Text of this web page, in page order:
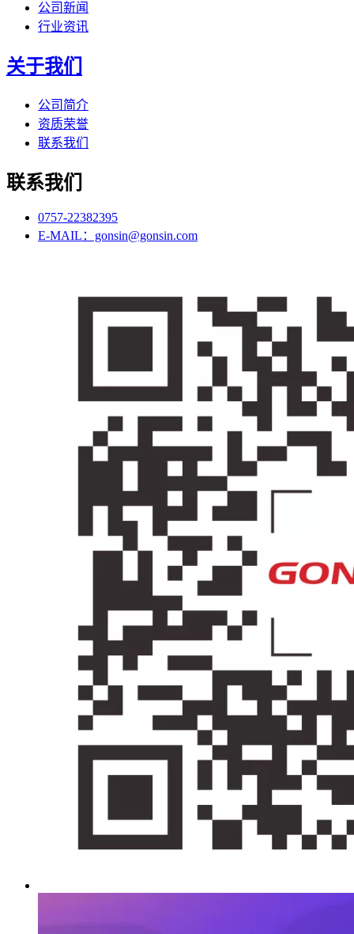
公司新闻
行业资讯
关于我们
公司简介
资质荣誉
联系我们
联系我们
0757-22382395
E-MAIL：gonsin@gonsin.com